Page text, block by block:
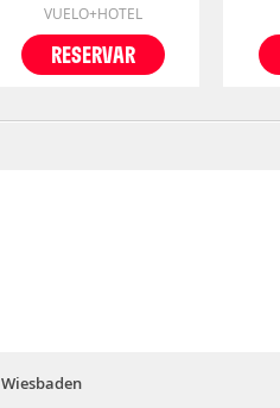
VUELO+HOTEL
RESERVAR
Wiesbaden